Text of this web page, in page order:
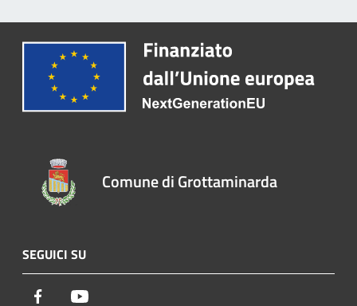
Comune di Grottaminarda
SEGUICI SU
Facebook